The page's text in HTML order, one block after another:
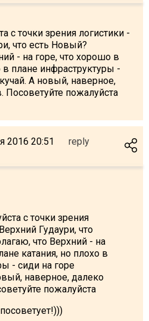
с точки зрения логистики -
что есть Новый?
- на горе, что хорошо в
в плане инфраструктуры -
А новый, наверное,
Посоветуйте пожалуйста
2016 20:51 reply
с точки зрения
Гудаури, что
что Верхний - на
катания, но плохо в
- сиди на горе
наверное, далеко
пожалуйста